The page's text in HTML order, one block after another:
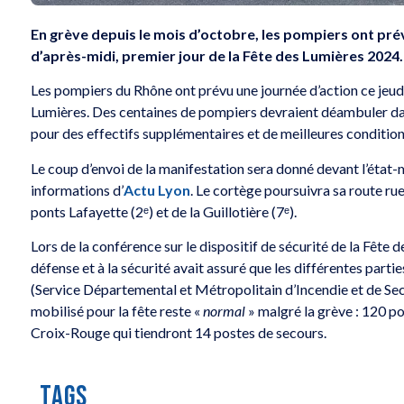
En grève depuis le mois d’octobre, les pompiers ont
d’après-midi, premier jour de la Fête des Lumières 2024.
Les pompiers du Rhône ont prévu une journée d’action ce
Lumières. Des centaines de pompiers devraient déambuler
pour des effectifs supplémentaires et de meilleures
Le coup d’envoi de la manifestation sera donné devant
informations d’Actu Lyon . Le cortège poursuivra sa route
ponts Lafayette (2ᵉ) et de la Guillotière (7ᵉ).
Lors de la conférence sur le dispositif de sécurité de la Fête
défense et à la sécurité avait assuré que les différentes
(Service Départemental et Métropolitain d’Incendie et de
mobilisé pour la fête reste «normal » malgré la grève : 120
Croix-Rouge qui tiendront 14 postes de secours.